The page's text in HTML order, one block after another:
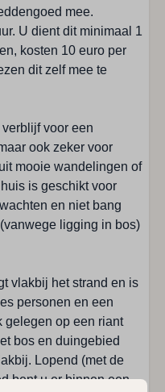
mee.
U dient dit minimaal 1
kosten 10 euro per
dit zelf mee te
voor een
ook zeker voor
mooie wandelingen of
is geschikt voor
en niet bang
ligging in bos)
vlakbij het strand en is
personen en een
gelegen op een riant
bos en duingebied
Lopend (met de
bent u er binnen een